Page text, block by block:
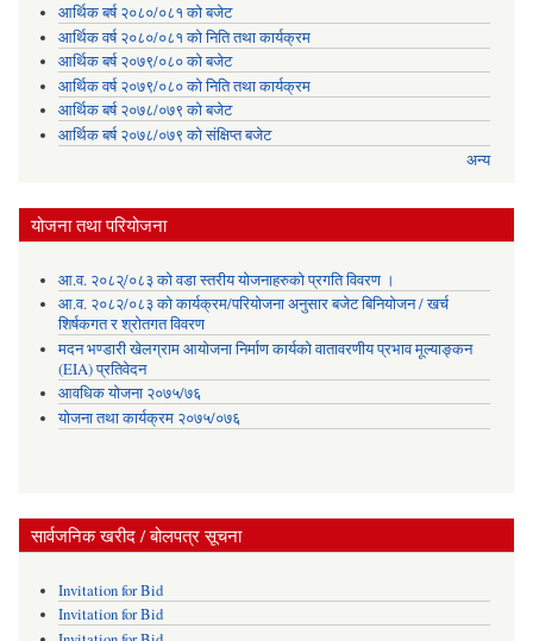
आर्थिक बर्ष २०८०/०८१ को बजेट
आर्थिक वर्ष २०८०/०८१ को निति तथा कार्यक्रम
आर्थिक बर्ष २०७९/०८० को बजेट
आर्थिक वर्ष २०७९/०८० को निति तथा कार्यक्रम
आर्थिक बर्ष २०७८/०७९ को बजेट
आर्थिक बर्ष २०७८/०७९ को संक्षिप्त बजेट
अन्य
योजना तथा परियोजना
आ.व. २०८२्/०८३ को वडा स्तरीय योजनाहरुको प्रगति विवरण ।
आ.व. २०८२/०८३ को कार्यक्रम/परियोजना अनुसार बजेट बिनियोजन / खर्च
शिर्षकगत र श्रोतगत विवरण
मदन भण्डारी खेलग्राम आयोजना निर्माण कार्यको वातावरणीय प्रभाव मूल्याङ्कन
(EIA) प्रतिवेदन
आवधिक योजना २०७५/७६
योजना तथा कार्यक्रम २०७५/०७६
सार्वजनिक खरीद / बोलपत्र सूचना
Invitation for Bid
Invitation for Bid